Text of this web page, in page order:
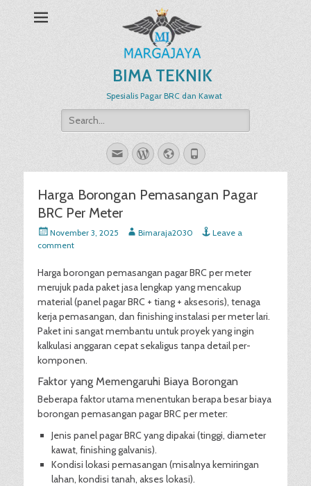
BIMA TEKNIK
Spesialis Pagar BRC dan Kawat
Search
for:
EmailWordPress
WebsitePhone
Harga Borongan Pemasangan Pagar
BRC Per Meter
Posted
on
November 3, 2025 AuthorBimaraja2030
Leave a
comment
Harga borongan pemasangan pagar BRC per meter
merujuk pada paket jasa lengkap yang mencakup
material (panel pagar BRC + tiang + aksesoris), tenaga
kerja pemasangan, dan finishing instalasi per meter lari.
Paket ini sangat membantu untuk proyek yang ingin
kalkulasi anggaran cepat sekaligus tanpa detail per-
komponen.
Faktor yang Memengaruhi Biaya Borongan
Beberapa faktor utama menentukan berapa besar biaya
borongan pemasangan pagar BRC per meter:
Jenis panel pagar BRC yang dipakai (tinggi, diameter
kawat, finishing galvanis).
Kondisi lokasi pemasangan (misalnya kemiringan
lahan, kondisi tanah, akses lokasi).